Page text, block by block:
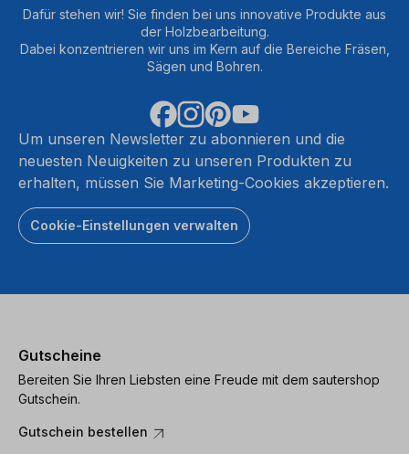
Dafür stehen wir! Sie finden bei uns innovative Produkte aus
der Holzbearbeitung.
Dabei konzentrieren wir uns im Kern auf die Bereiche Fräsen,
Sägen und Bohren.
Um unseren Newsletter zu abonnieren und die
neuesten Neuigkeiten zu unseren Produkten zu
erhalten, müssen Sie Marketing-Cookies akzeptieren.
Cookie-Einstellungen verwalten
Gutscheine
Bereiten Sie Ihren Liebsten eine Freude mit dem sautershop
Gutschein.
Gutschein bestellen